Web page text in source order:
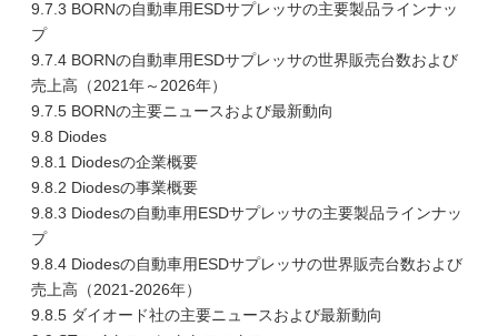
9.7.3 BORNの自動車用ESDサプレッサの主要製品ラインナッ
プ
9.7.4 BORNの自動車用ESDサプレッサの世界販売台数および
売上高（2021年～2026年）
9.7.5 BORNの主要ニュースおよび最新動向
9.8 Diodes
9.8.1 Diodesの企業概要
9.8.2 Diodesの事業概要
9.8.3 Diodesの自動車用ESDサプレッサの主要製品ラインナッ
プ
9.8.4 Diodesの自動車用ESDサプレッサの世界販売台数および
売上高（2021-2026年）
9.8.5 ダイオード社の主要ニュースおよび最新動向